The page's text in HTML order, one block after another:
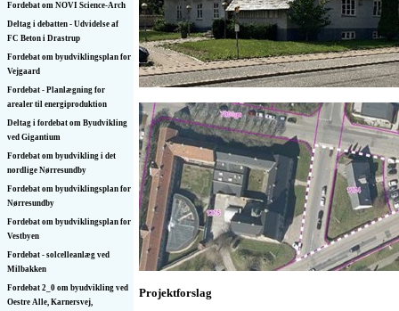
Fordebat om NOVI Science-Arch
Deltag i debatten - Udvidelse af
FC Beton i Drastrup
Fordebat om byudviklingsplan for
Vejgaard
Fordebat - Planlægning for
arealer til energiproduktion
Deltag i fordebat om Byudvikling
ved Gigantium
Fordebat om byudvikling i det
nordlige Nørresundby
Fordebat om byudviklingsplan for
Nørresundby
Fordebat om byudviklingsplan for
Vestbyen
Fordebat - solcelleanlæg ved
Milbakken
Fordebat 2_0 om byudvikling ved
Oestre Alle, Karnersvej,
Projektforslag